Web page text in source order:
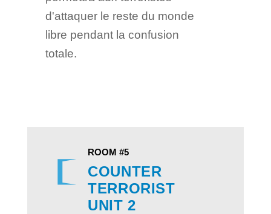
d'attaquer le reste du monde
libre pendant la confusion
totale.
ROOM #5
COUNTER
TERRORIST
UNIT 2